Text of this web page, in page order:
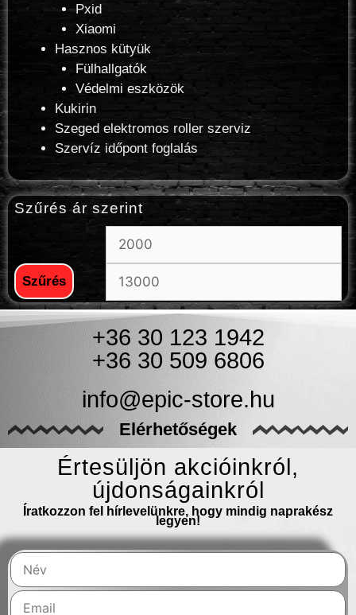
Pxid
Xiaomi
Hasznos kütyük
Fülhallgatók
Védelmi eszközök
Kukirin
Szeged elektromos roller szerviz
Szervíz időpont foglalás
Szűrés ár szerint
Szűrés
+36 30 123 1942
+36 30 509 6806
info@epic-store.hu
Elérhetőségek
Értesüljön akcióinkról,
újdonságainkról
Íratkozzon fel hírlevelünkre, hogy mindig naprakész
legyen!